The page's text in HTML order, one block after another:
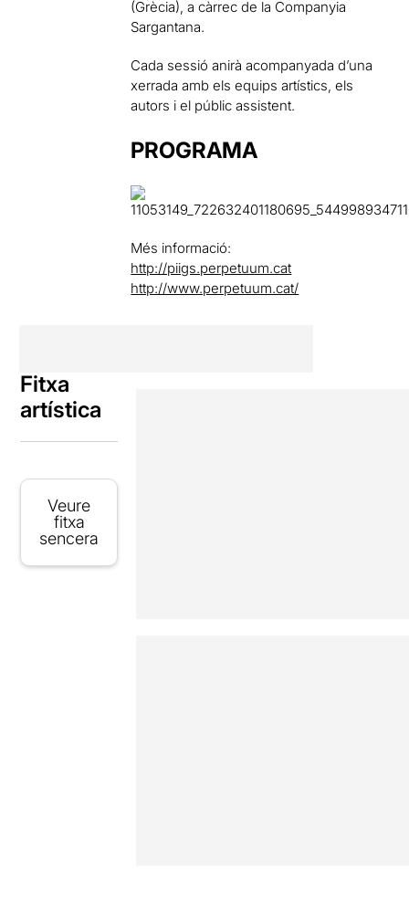
(Grècia), a càrrec de la Companyia
Sargantana.
Cada sessió anirà acompanyada d’una
xerrada amb els equips artístics, els
autors i el públic assistent.
PROGRAMA
Més informació:
http://piigs.perpetuum.cat
http://www.perpetuum.cat/
Fitxa
artística
Veure
fitxa
sencera